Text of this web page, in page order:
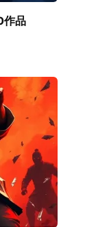
作品